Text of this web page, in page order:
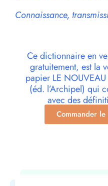
Connaissance,
Ce dictionnaire en
gratuitement, est la
papier LE NOUVEAU
(éd. l’Archipel) qui
avec des
Commander